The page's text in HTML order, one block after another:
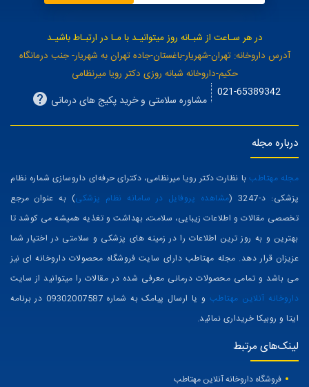
در هر سـاعت از شبـانه روز میتوانیـد با مـا در ارتبـاط باشیـد
آدرس داروخانه: تهران-شهریار-باغستان-جاده تهران به شهریار- جنب درمانگاه
حکیم-داروخانه شبانه روزی دکتر رویا میرنظامی
021-65389342
مشاوره سلامتی و خرید پکیج های درمانی
درباره مجله
مجله مهتاطببا نظارت دکتر رویا میرنظامی، دکترای حرفه‌ای داروسازی شماره نظام
پزشکی: د-3247 (
مشاهده پروفایل در سامانه نظام پزشکی) به عنوان مرجع
تخصصی مقالات و اطلاعات زیبایی، سلامت، بهداشت و تغذیه همیشه می کوشد تا
بهترین و به روز ترین اطلاعات را در زمینه های پزشکی و سلامتی در اختیار شما
عزیزان قرار دهد. مجله مهتاطب دارای سایت فروشگاه محصولات داروخانه ای نیز
می باشد و تمامی محصولات درمانی معرفی شده در مقالات را میتوانید از سایت
داروخانه آنلاین مهتاطب
و یا ارسال پیامک به شماره 09302007587 در برنامه
ایتا و روبیکا خریداری نمائید.
لینک‌های مرتبط
فروشگاه داروخانه آنلاین مهتاطب